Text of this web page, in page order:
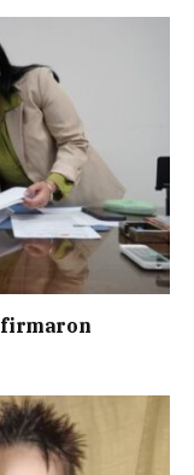
firmaron